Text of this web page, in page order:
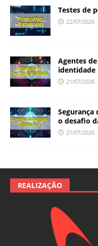
Testes de
22/07/2026
Agentes
identidade
21/07/2026
Segurança
o desafio
21/07/2026
REALIZAÇÃO